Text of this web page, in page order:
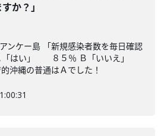
か？」
ンケー島 「新規感染者数を毎日確認
「はい」 ８５％ Ｂ「いいえ」
沖縄の普通はＡでした！